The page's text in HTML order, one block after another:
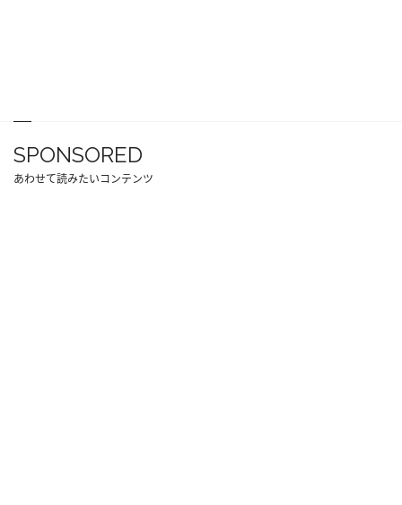
SPONSORED
あわせて読みたいコンテンツ